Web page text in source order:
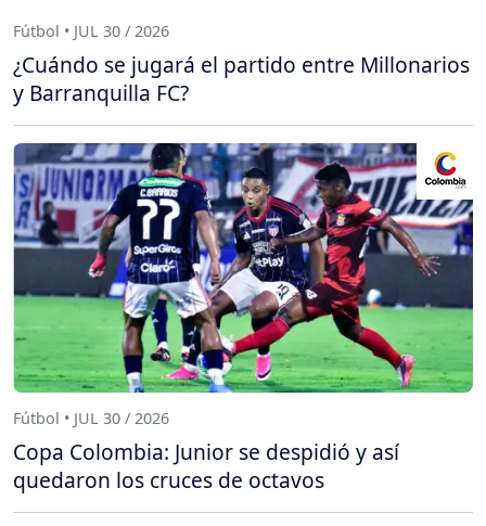
Fútbol • JUL 30 / 2026
¿Cuándo se jugará el partido entre Millonarios
y Barranquilla FC?
Fútbol • JUL 30 / 2026
Copa Colombia: Junior se despidió y así
quedaron los cruces de octavos